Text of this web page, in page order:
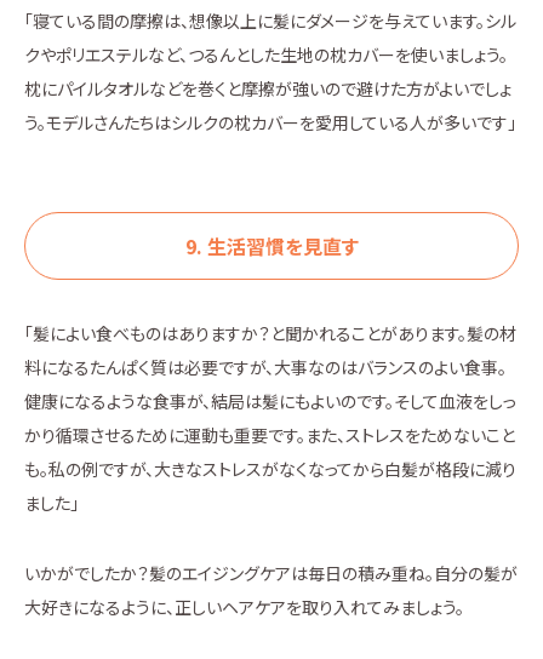
「寝ている間の摩擦は、想像以上に髪にダメージを与えています。シル
クやポリエステルなど、つるんとした生地の枕カバーを使いましょう。
枕にパイルタオルなどを巻くと摩擦が強いので避けた方がよいでしょ
う。モデルさんたちはシルクの枕カバーを愛用している人が多いです」
9. 生活習慣を見直す
「髪によい食べものはありますか？と聞かれることがあります。髪の材
料になるたんぱく質は必要ですが、大事なのはバランスのよい食事。
健康になるような食事が、結局は髪にもよいのです。そして血液をしっ
かり循環させるために運動も重要です。また、ストレスをためないこと
も。私の例ですが、大きなストレスがなくなってから白髪が格段に減り
ました」
いかがでしたか？髪のエイジングケアは毎日の積み重ね。自分の髪が
大好きになるように、正しいヘアケアを取り入れてみましょう。